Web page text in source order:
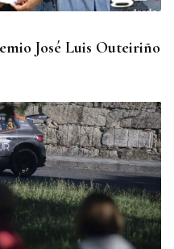
José Luis Outeiriño